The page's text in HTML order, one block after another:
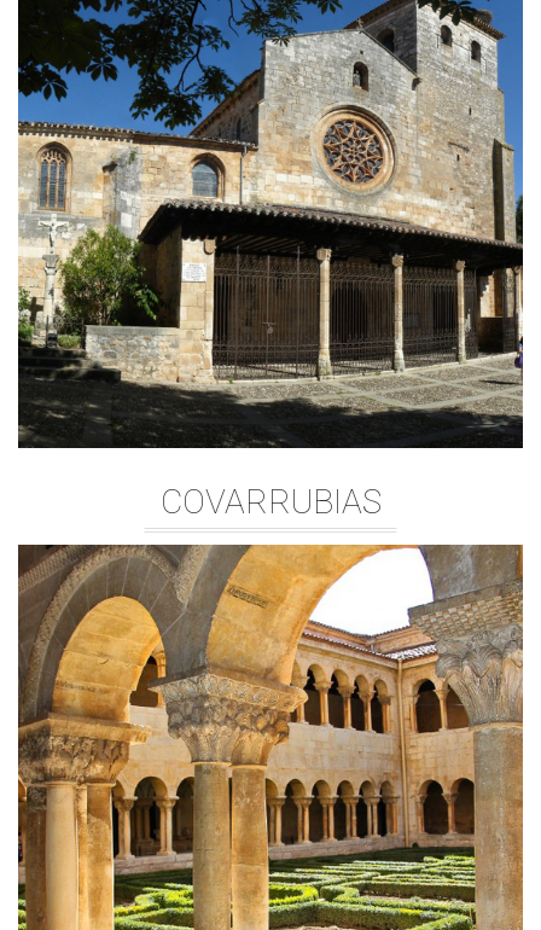
COVARRUBIAS